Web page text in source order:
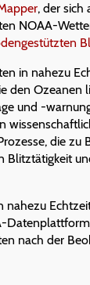
, der sich
NOAA-
in nahezu
den Ozeanen
und -
die zu
Blitztätigkeit
nahezu
Datenplattform
nach der